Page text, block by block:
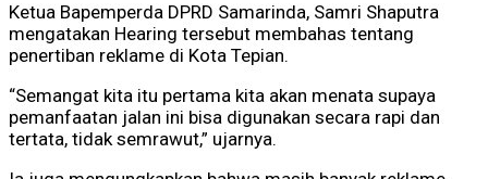
Ketua Bapemperda DPRD Samarinda, Samri Shaputra
mengatakan Hearing tersebut membahas tentang
penertiban reklame di Kota Tepian.
“Semangat kita itu pertama kita akan menata supaya
pemanfaatan jalan ini bisa digunakan secara rapi dan
tertata, tidak semrawut,” ujarnya.